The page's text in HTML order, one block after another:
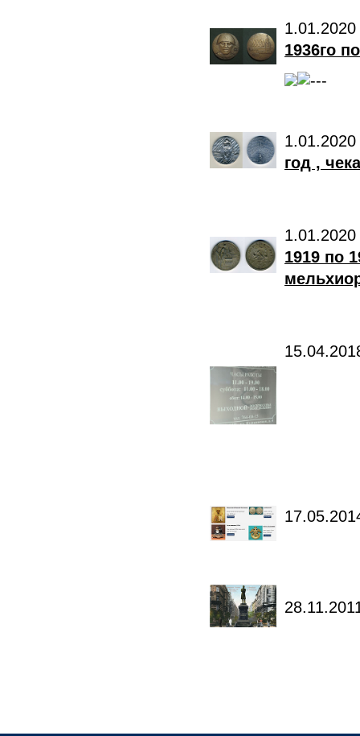
1.01.2020
1936го
1.01.2020
год ,
1.01.2020
1919 по